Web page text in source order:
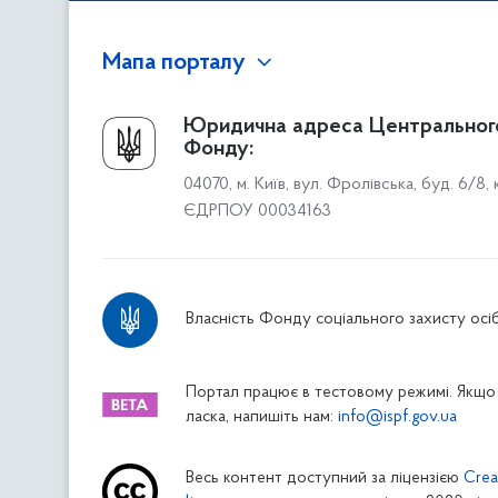
Мапа порталу
Про Фонд
Керівництво
Структура Фонду
Територіальні відділення
Дніпропетровське відділення
Житомирське відділення
Закарпатське відділення
Запорізьке відділення
Юридична адреса
Фонду:
04070, м. Київ, вул. Фролівська, буд. 6/8,
ЄДРПОУ 00034163
Власність Фонду соціального захисту осіб
Портал працює в тестовому режимі. Якщо
ласка, напишіть нам: info@ispf.gov.ua
Весь контент доступний за ліцензією